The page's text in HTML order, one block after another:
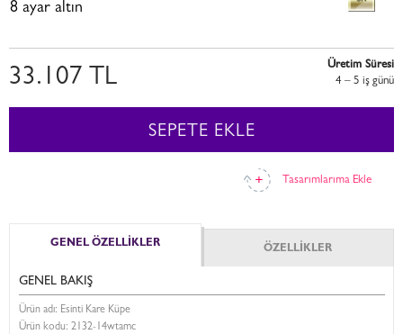
8 ayar altın
Tasarımlarıma Ekle
33.107 TL
Üretim Süresi
4 – 5 i̇ş günü
SEPETE EKLE
GENEL ÖZELLİKLER ÖZELLİKLER
GENEL BAKIŞ
Ürün adı: Esinti Kare Küpe
Ürün kodu: 2132-14wtamc